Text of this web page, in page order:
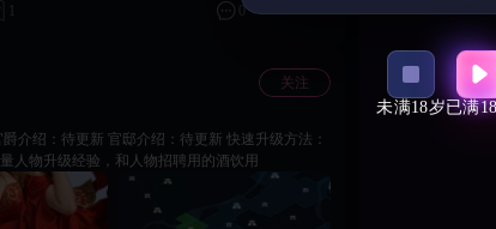
输出阵容专用 ​ 2. 貂蝉（传说，2/100）：高额减
礼包 ​ 2. 多余美人碎片分解 ​ - 无用稀有/重复史诗全
倾斜 ​ - 第一顺位：环儿（全阵营通用） ​ - 第二顺
0
关注
人物升级经验，和人物招聘用的酒饮用
未满18岁已满